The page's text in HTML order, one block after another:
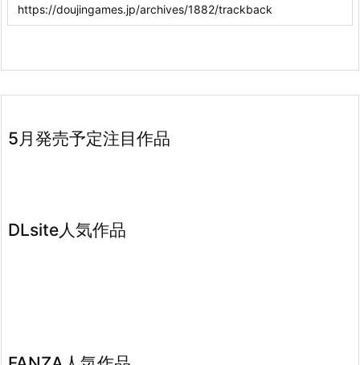
5月発売予定注目作品
DLsite人気作品